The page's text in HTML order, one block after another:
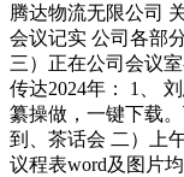
腾达物流无限公司
会议记实 公司各部
三）正在公司会议
传达2024年： 1、
纂操做，一键下载
到、茶话会 二）上
议程表word及图片